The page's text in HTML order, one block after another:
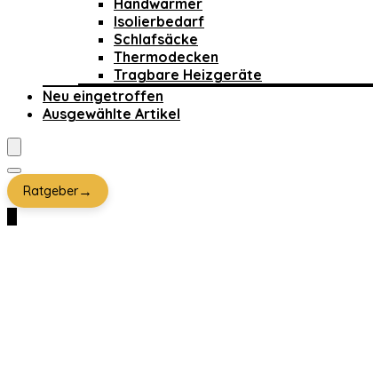
Handwärmer
Isolierbedarf
Schlafsäcke
Thermodecken
Tragbare Heizgeräte
Neu eingetroffen
Ausgewählte Artikel
Ratgeber→